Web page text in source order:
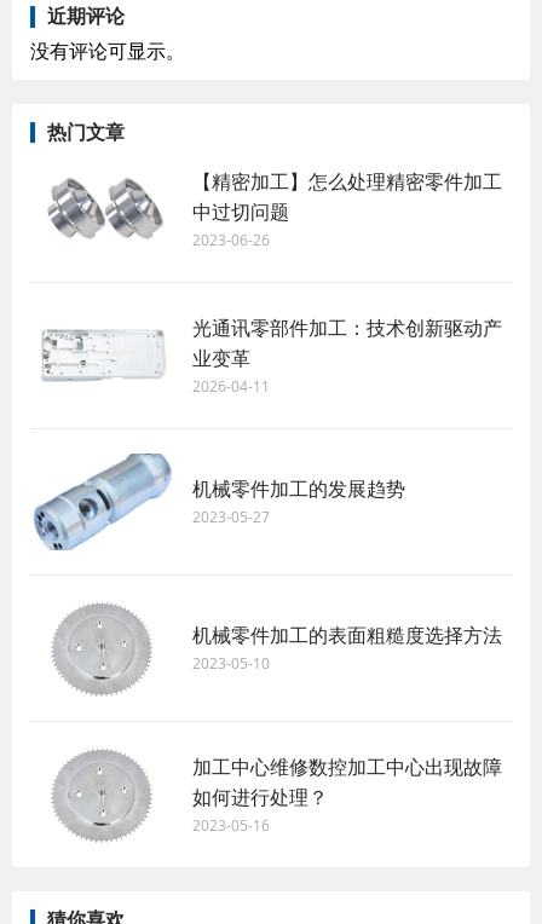
近期评论
没有评论可显示。
热门文章
【精密加工】怎么处理精密零件加工
中过切问题
2023-06-26
光通讯零部件加工：技术创新驱动产
业变革
2026-04-11
机械零件加工的发展趋势
2023-05-27
机械零件加工的表面粗糙度选择方法
2023-05-10
加工中心维修数控加工中心出现故障
如何进行处理？
2023-05-16